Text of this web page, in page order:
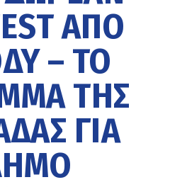
ΑΠΌ
– ΤΟ
ΤΗΣ
ΓΙΑ